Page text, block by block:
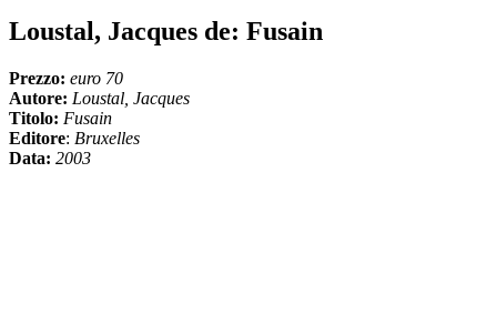
Loustal, Jacques de: Fusain
Prezzo: euro 70
Autore: Loustal, Jacques
Titolo: Fusain
Editore: Bruxelles
Data: 2003